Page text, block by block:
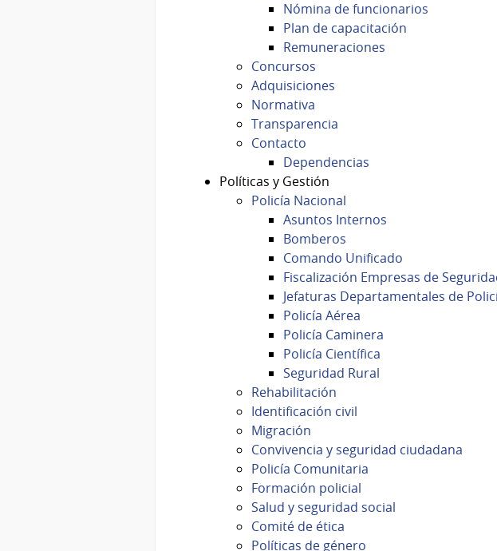
Nómina de funcionarios
Plan de capacitación
Remuneraciones
Concursos
Adquisiciones
Normativa
Transparencia
Contacto
Dependencias
Políticas y Gestión
Policía Nacional
Asuntos Internos
Bomberos
Comando Unificado
Fiscalización Empresas de
Jefaturas Departamentales de
Policía Aérea
Policía Caminera
Policía Científica
Seguridad Rural
Rehabilitación
Identificación civil
Migración
Convivencia y seguridad ciudadana
Policía Comunitaria
Formación policial
Salud y seguridad social
Comité de ética
Políticas de género